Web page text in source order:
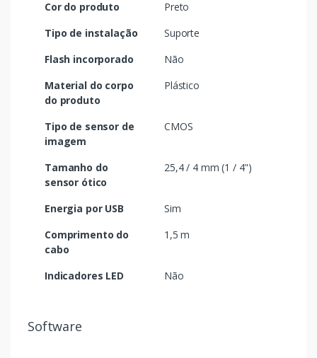
Cor do produto
Preto
Tipo de instalação
Suporte
Flash incorporado
Não
Material do corpo
do produto
Plástico
Tipo de sensor de
imagem
CMOS
Tamanho do
sensor ótico
25,4 / 4 mm (1 / 4")
Energia por USB
Sim
Comprimento do
cabo
1,5 m
Indicadores LED Não
Software